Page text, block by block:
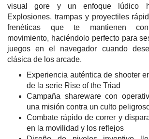
visual gore y un enfoque lúdico
Explosiones, trampas y proyectiles
frenéticas que te mantienen
movimiento, haciéndolo perfecto para
juegos en el navegador cuando
clásica de los arcade.
Experiencia auténtica de shooter
de la serie Rise of the Triad
Campaña shareware con
una misión contra un culto
Combate rápido de correr y
en la movilidad y los reflejos